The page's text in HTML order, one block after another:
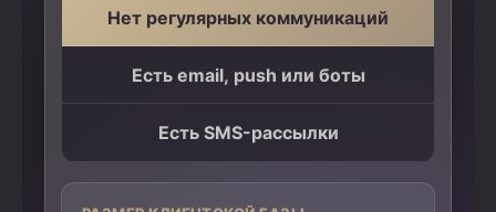
Нет регулярных коммуникаций
Есть email, push или боты
Есть SMS-рассылки